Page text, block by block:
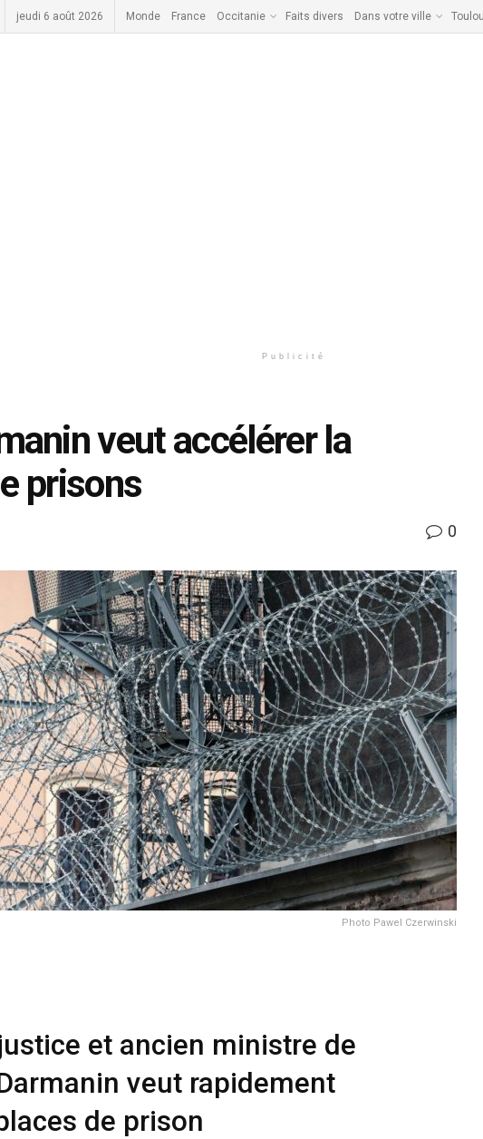
jeudi 6 août 2026 Monde France Occitanie Faits divers Dans votre ville
Publicité
veut accélérer la
prisons
0
Photo Pawel Czerwinski
et ancien ministre de
veut rapidement
de prison